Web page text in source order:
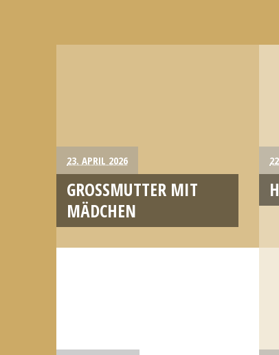
23. APRIL 2026
GROSSMUTTER MIT
MÄDCHEN